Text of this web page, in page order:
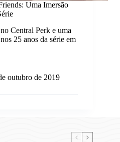
Uma Imersão
Central Perk e uma
25 anos da série em
outubro de 2019